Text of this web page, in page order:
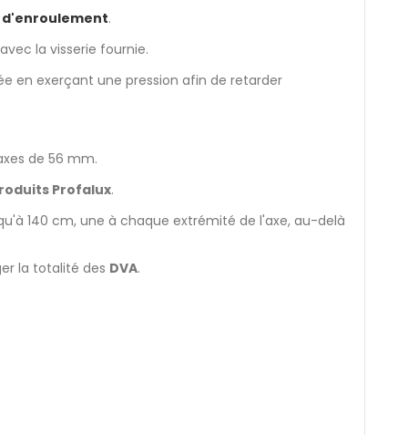
d'enroulement.
la visserie fournie.
en exerçant une pression afin de retarder
de 56 mm.
Profalux.
140 cm, une à chaque extrémité de l'axe, au-delà
la totalité des DVA.